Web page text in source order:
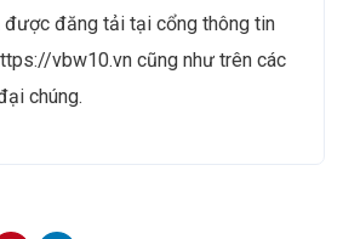
đăng tải tại cổng thông tin
vbw10.vn cũng như trên các
chúng.